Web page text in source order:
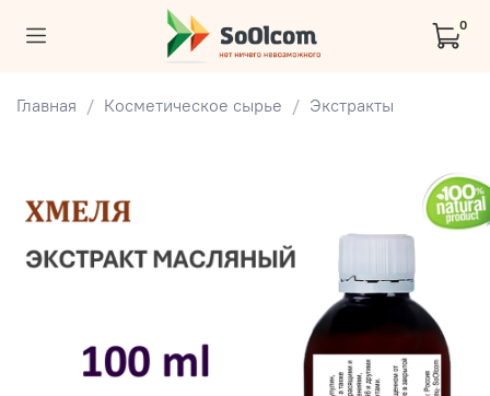
0
Главная Косметическое сырье Экстракты